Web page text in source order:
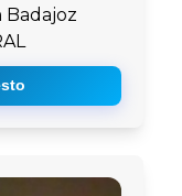
Badajoz